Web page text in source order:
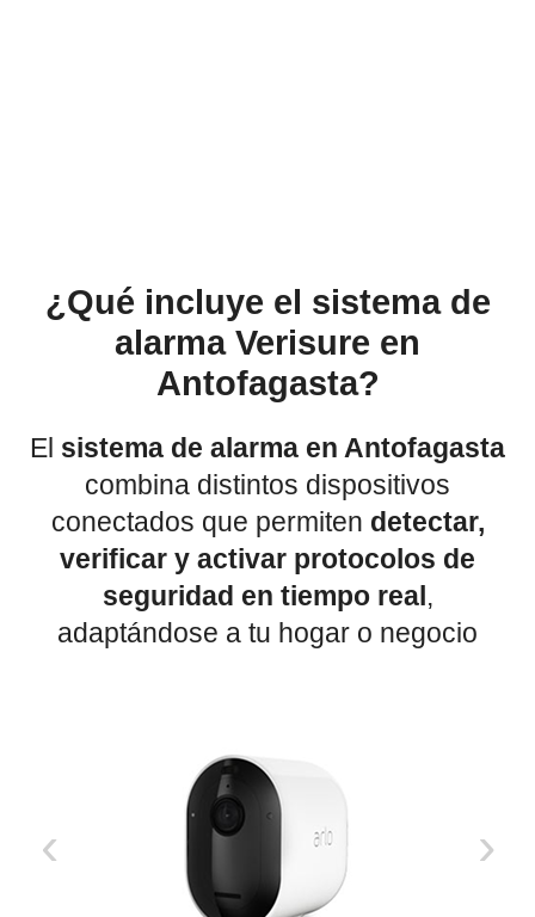
¿Qué incluye el sistema de
alarma Verisure en
Antofagasta?
El sistema de alarma en Antofagasta
combina distintos dispositivos
conectados que permiten detectar,
verificar y activar protocolos de
seguridad en tiempo real ,
adaptándose a tu hogar o negocio
‹ ›